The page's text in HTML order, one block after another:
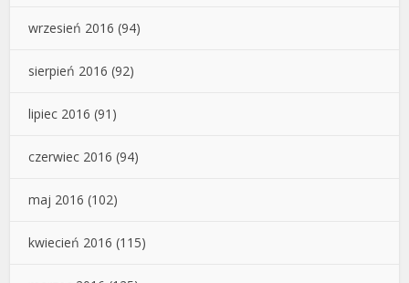
wrzesień 2016 (94)
sierpień 2016 (92)
lipiec 2016 (91)
czerwiec 2016 (94)
maj 2016 (102)
kwiecień 2016 (115)